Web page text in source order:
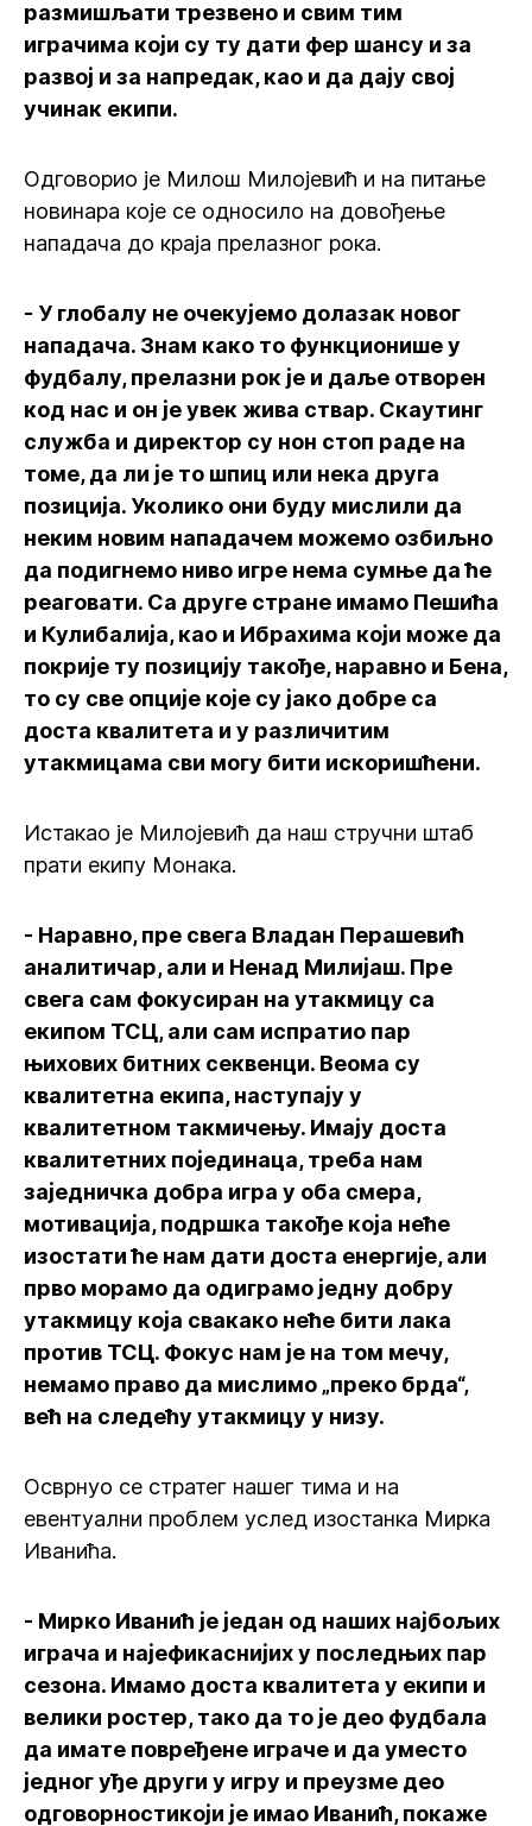
размишљати трезвено и свим тим
играчима који су ту дати фер шансу и за
развој и за напредак, као и да дају свој
учинак екипи.
Одговорио је Милош Милојевић и на питање
новинара које се односило на довођење
нападача до краја прелазног рока.
- У глобалу не очекујемо долазак новог
нападача. Знам како то функционише у
фудбалу, прелазни рок је и даље отворен
код нас и он је увек жива ствар. Скаутинг
служба и директор су нон стоп раде на
томе, да ли је то шпиц или нека друга
позиција. Уколико они буду мислили да
неким новим нападачем можемо озбиљно
да подигнемо ниво игре нема сумње да ће
реаговати. Са друге стране имамо Пешића
и Кулибалија, као и Ибрахима који може да
покрије ту позицију такође, наравно и Бена,
то су све опције које су јако добре са
доста квалитета и у различитим
утакмицама сви могу бити искоришћени.
Истакао је Милојевић да наш стручни штаб
прати екипу Монака.
- Наравно, пре свега Владан Перашевић
аналитичар, али и Ненад Милијаш. Пре
свега сам фокусиран на утакмицу са
екипом ТСЦ, али сам испратио пар
њихових битних секвенци. Веома су
квалитетна екипа, наступају у
квалитетном такмичењу. Имају доста
квалитетних појединаца, треба нам
заједничка добра игра у оба смера,
мотивација, подршка такође која неће
изостати ће нам дати доста енергије, али
прво морамо да одиграмо једну добру
утакмицу која свакако неће бити лака
против ТСЦ. Фокус нам је на том мечу,
немамо право да мислимо „преко брда“,
већ на следећу утакмицу у низу.
Осврнуо се стратег нашег тима и на
евентуални проблем услед изостанка Мирка
Иванића.
- Мирко Иванић је један од наших најбољих
играча и најефикаснијих у последњих пар
сезона. Имамо доста квалитета у екипи и
велики ростер, тако да то је део фудбала
да имате повређене играче и да уместо
једног уђе други у игру и преузме део
одговорностикоји је имао Иванић, покаже